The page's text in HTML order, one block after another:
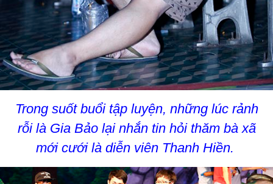
Trong suốt buổi tập luyện, những lúc rảnh
rỗi là Gia Bảo lại nhắn tin hỏi thăm bà xã
mới cưới là diễn viên Thanh Hiền.